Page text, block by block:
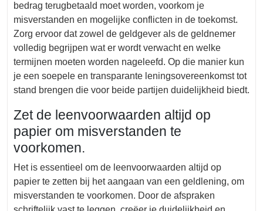
bedrag terugbetaald moet worden, voorkom je
misverstanden en mogelijke conflicten in de toekomst.
Zorg ervoor dat zowel de geldgever als de geldnemer
volledig begrijpen wat er wordt verwacht en welke
termijnen moeten worden nageleefd. Op die manier kun
je een soepele en transparante leningsovereenkomst tot
stand brengen die voor beide partijen duidelijkheid biedt.
Zet de leenvoorwaarden altijd op
papier om misverstanden te
voorkomen.
Het is essentieel om de leenvoorwaarden altijd op
papier te zetten bij het aangaan van een geldlening, om
misverstanden te voorkomen. Door de afspraken